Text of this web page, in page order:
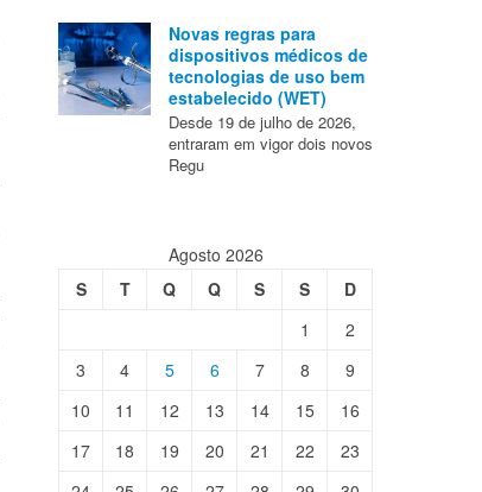
Novas regras para
dispositivos médicos de
tecnologias de uso bem
estabelecido (WET)
Desde 19 de julho de 2026,
entraram em vigor dois novos
Regu
Agosto 2026
S
T Q Q S S
D
1
2
3
4 5 6 7 8
9
10
11 12 13 14 15
16
17
18 19 20 21 22
23